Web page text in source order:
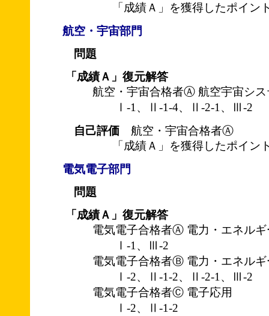
「成績Ａ」を獲得したポイン
航空・宇宙部門
問題
「成績Ａ」復元解答
航空・宇宙合格者Ⓐ 航空宇宙シス
Ⅰ-1、Ⅱ-1-4、Ⅱ-2-1、Ⅲ-2
自己評価 航空・宇宙合格者Ⓐ
「成績Ａ」を獲得したポイン
電気電子部門
問題
「成績Ａ」復元解答
電気電子合格者Ⓐ 電力・エネルギ
Ⅰ-1、Ⅲ-2
電気電子合格者Ⓑ 電力・エネルギ
Ⅰ-2、Ⅱ-1-2、Ⅱ-2-1、Ⅲ-2
電気電子合格者Ⓒ 電子応用
Ⅰ-2、Ⅱ-1-2